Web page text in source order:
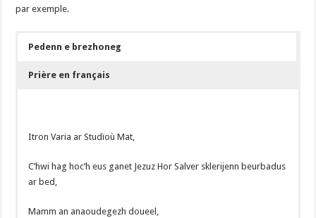
par exemple.
Pedenn e brezhoneg
Prière en français
Itron Varia ar Studïoù Mat,
C’hwi hag hoc’h eus ganet Jezuz Hor Salver sklerijenn beurbadus
ar bed,
Mamm an anaoudegezh doueel,